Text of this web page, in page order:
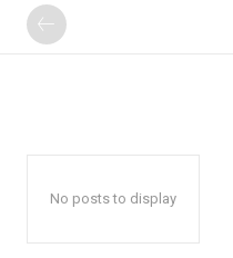
No posts to display